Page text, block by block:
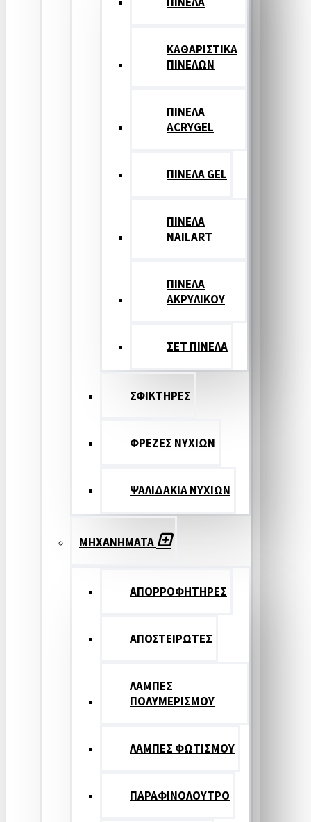
ΚΑΘΑΡΙΣΤΙΚΑ
ΠΙΝΕΛΩΝ
ΠΙΝΕΛΑ
ACRYGEL
ΠΙΝΕΛΑ GEL
ΠΙΝΕΛΑ
NAILART
ΠΙΝΕΛΑ
ΑΚΡΥΛΙΚΟΥ
ΣΕΤ ΠΙΝΕΛA
ΣΦΙΚΤΗΡΕΣ
ΦΡΕΖΕΣ ΝΥΧΙΩΝ
ΨΑΛΙΔΑΚΙΑ ΝΥΧΙΩΝ
ΜΗΧΑΝΗΜΑΤΑ
ΑΠΟΡΡΟΦΗΤΗΡΕΣ
ΑΠΟΣΤΕΙΡΩΤΕΣ
ΛΑΜΠΕΣ
ΠΟΛΥΜΕΡΙΣΜΟΥ
ΛΑΜΠΕΣ ΦΩΤΙΣΜΟΥ
ΠΑΡΑΦΙΝΟΛΟΥΤΡΟ